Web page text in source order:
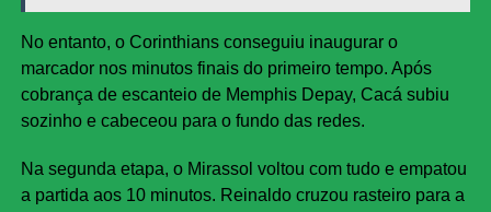
No entanto, o Corinthians conseguiu inaugurar o
marcador nos minutos finais do primeiro tempo. Após
cobrança de escanteio de Memphis Depay, Cacá subiu
sozinho e cabeceou para o fundo das redes.
Na segunda etapa, o Mirassol voltou com tudo e empatou
a partida aos 10 minutos. Reinaldo cruzou rasteiro para a